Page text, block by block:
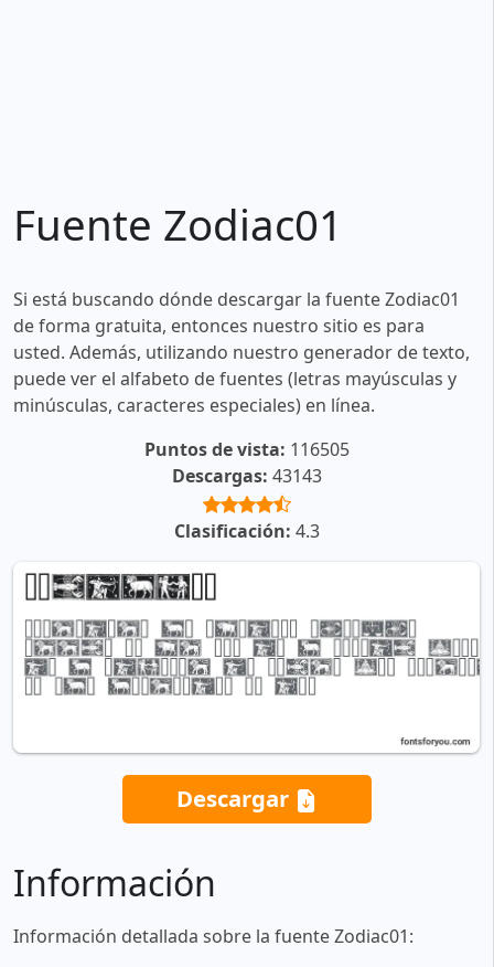
Fuente Zodiac01
Si está buscando dónde descargar la fuente Zodiac01
de forma gratuita, entonces nuestro sitio es para
usted. Además, utilizando nuestro generador de texto,
puede ver el alfabeto de fuentes (letras mayúsculas y
minúsculas, caracteres especiales) en línea.
Puntos de vista: 116505
Descargas: 43143
Clasificación: 4.3
Descargar
Información
Información detallada sobre la fuente Zodiac01: